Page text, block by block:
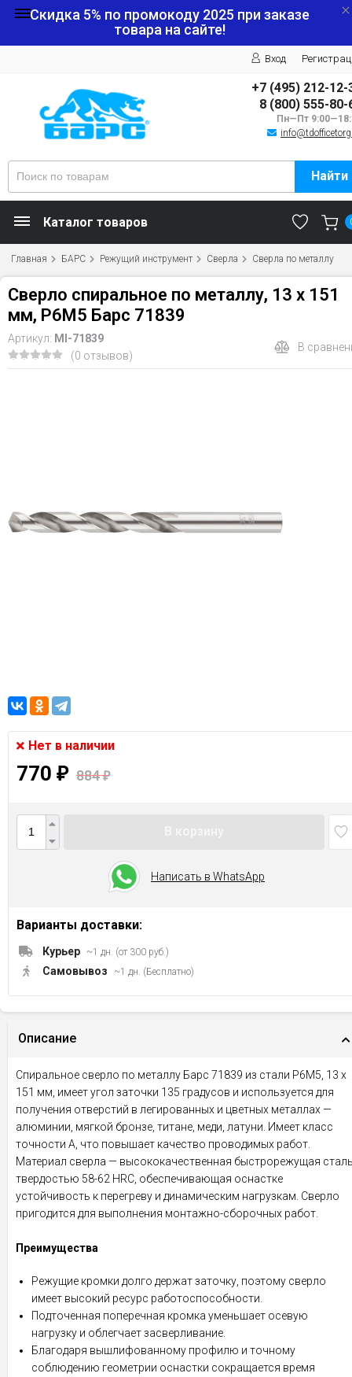
Скидка 5% по промокоду 2025 при заказе
товара на сайте!
Вход
+7 (495) 212-12-
8 (800) 555-80-
Пн—Пт
Найти
Каталог товаров
Главная БАРС Режущий инструмент Сверла Сверла по металлу
Сверло спиральное по металлу, 13 x 151
мм, Р6М5 Барс 71839
Артикул: MI-71839
(0 отзывов)
В
Нет в наличии
770 ₽ 884₽
Написать в WhatsApp
Варианты доставки:
Курьер ~1 дн. (от 300 руб.)
Самовывоз ~1 дн. (Бесплатно)
Описание
Спиральное сверло по металлу Барс 71839 из стали P6M5, 13 х
151 мм, имеет угол заточки 135 градусов и используется для
получения отверстий в легированных и цветных металлах —
алюминии, мягкой бронзе, титане, меди, латуни. Имеет класс
точности A, что повышает качество проводимых работ.
Материал сверла — высококачественная быстрорежущая
твердостью 58-62 HRC, обеспечивающая оснастке
устойчивость к перегреву и динамическим нагрузкам. Сверло
пригодится для выполнения монтажно-сборочных работ.
Преимущества
Режущие кромки долго держат заточку, поэтому сверло
имеет высокий ресурс работоспособности.
Подточенная поперечная кромка уменьшает осевую
нагрузку и облегчает засверливание.
Благодаря вышлифованному профилю и точному
соблюдению геометрии оснастки сокращается время